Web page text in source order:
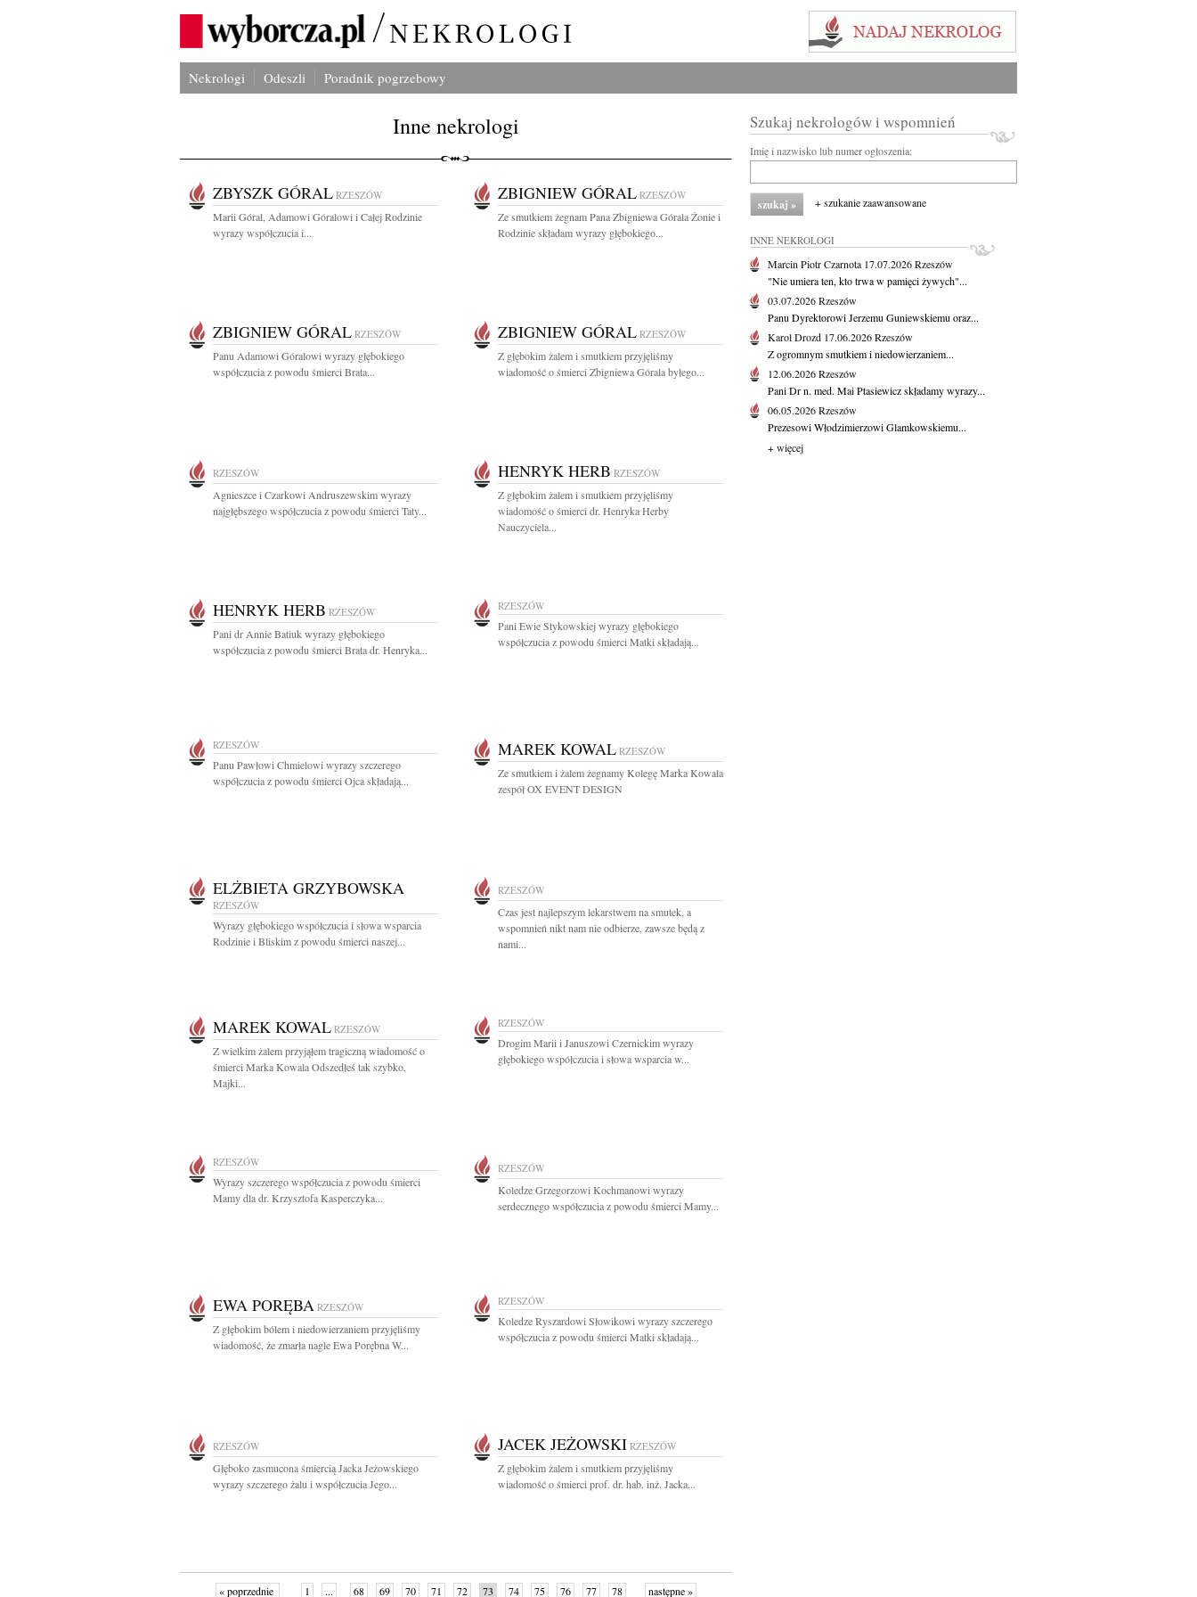
Nekrologi Odeszli Poradnik pogrzebowy
Inne nekrologi
ZBYSZK GÓRAL RZESZÓW
Marii Góral, Adamowi Góralowi i Całej Rodzinie
wyrazy współczucia i...
ZBIGNIEW GÓRAL RZESZÓW
Ze smutkiem żegnam Pana Zbigniewa Górala Żonie i
Rodzinie składam wyrazy głębokiego...
ZBIGNIEW GÓRAL RZESZÓW
Panu Adamowi Góralowi wyrazy głębokiego
współczucia z powodu śmierci Brata...
ZBIGNIEW GÓRAL RZESZÓW
Z głębokim żalem i smutkiem przyjęliśmy
wiadomość o śmierci Zbigniewa Górala byłego...
RZESZÓW
Agnieszce i Czarkowi Andruszewskim wyrazy
najgłębszego współczucia z powodu śmierci Taty...
HENRYK HERB RZESZÓW
Z głębokim żalem i smutkiem przyjęliśmy
wiadomość o śmierci dr. Henryka Herby
Nauczyciela...
HENRYK HERB RZESZÓW
Pani dr Annie Batiuk wyrazy głębokiego
współczucia z powodu śmierci Brata dr. Henryka...
RZESZÓW
Pani Ewie Stykowskiej wyrazy głębokiego
współczucia z powodu śmierci Matki składają...
RZESZÓW
Panu Pawłowi Chmielowi wyrazy szczerego
współczucia z powodu śmierci Ojca składają...
MAREK KOWAL RZESZÓW
Ze smutkiem i żalem żegnamy Kolegę Marka Kowala
zespół OX EVENT DESIGN
ELŻBIETA GRZYBOWSKA
RZESZÓW
Wyrazy głębokiego współczucia i słowa wsparcia
Rodzinie i Bliskim z powodu śmierci naszej...
RZESZÓW
Czas jest najlepszym lekarstwem na smutek, a
wspomnień nikt nam nie odbierze, zawsze będą z
nami...
MAREK KOWAL RZESZÓW
Z wielkim żalem przyjąłem tragiczną wiadomość o
śmierci Marka Kowala Odszedłeś tak szybko,
Majki...
RZESZÓW
Drogim Marii i Januszowi Czernickim wyrazy
głębokiego współczucia i słowa wsparcia w...
RZESZÓW
Wyrazy szczerego współczucia z powodu śmierci
Mamy dla dr. Krzysztofa Kasperczyka...
RZESZÓW
Koledze Grzegorzowi Kochmanowi wyrazy
serdecznego współczucia z powodu śmierci Mamy...
EWA PORĘBA RZESZÓW
Z głębokim bólem i niedowierzaniem przyjęliśmy
wiadomość, że zmarła nagle Ewa Porębna W...
RZESZÓW
Koledze Ryszardowi Słowikowi wyrazy szczerego
współczucia z powodu śmierci Matki składają...
RZESZÓW
Głęboko zasmucona śmiercią Jacka Jeżowskiego
wyrazy szczerego żalu i współczucia Jego...
JACEK JEŻOWSKI RZESZÓW
Z głębokim żalem i smutkiem przyjęliśmy
wiadomość o śmierci prof. dr. hab. inż. Jacka...
« poprzednie 1 ... 68 69 70 71 72 73 74 75 76 77 78 następne »
Szukaj nekrologów i wspomnień
Imię i nazwisko lub numer ogłoszenia:
+ szukanie zaawansowane
INNE NEKROLOGI
Marcin Piotr Czarnota 17.07.2026Rzeszów
"Nie umiera ten, kto trwa w pamięci żywych"...
03.07.2026Rzeszów
Panu Dyrektorowi Jerzemu Guniewskiemu oraz...
Karol Drozd 17.06.2026Rzeszów
Z ogromnym smutkiem i niedowierzaniem...
12.06.2026Rzeszów
Pani Dr n. med. Mai Ptasiewicz składamy wyrazy...
06.05.2026Rzeszów
Prezesowi Włodzimierzowi Glamkowskiemu...
+ więcej